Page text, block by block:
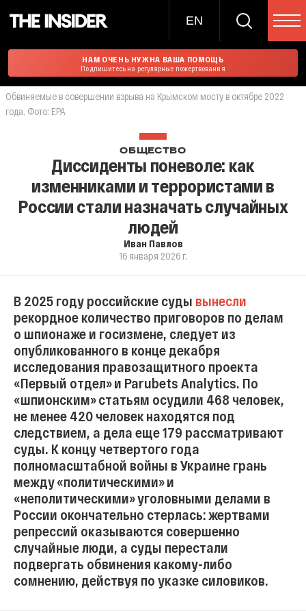
EN
НАМ ОЧЕНЬ НУЖНА ВАША ПОМОЩЬ
Подпишитесь на регулярные пожертвования
Обвиняемые в совершении взрыва на Крымском мосту в октябре 2022
года. Фото: EPA
ОБЩЕСТВО
Диссиденты поневоле: как
изменниками и террористами в
России стали назначать случайных
людей
Иван Павлов
16 января 2026 г.
В 2025 году российские суды вынесли
рекордное количество приговоров по делам
о шпионаже и госизмене, следует из
опубликованного в конце декабря
исследования правозащитного проекта
«Первый отдел» и Parubets Analytics. По
«шпионским» статьям осудили 468 человек,
не менее 420 человек находятся под
следствием, а дела еще 179 рассматривают
суды. К концу четвертого года
полномасштабной войны в Украине грань
между «политическими» и
«неполитическими» уголовными делами в
России окончательно стерлась: жертвами
репрессий оказываются совершенно
случайные люди, а суды перестали
подвергать обвинения какому-либо
сомнению, действуя по указке силовиков.